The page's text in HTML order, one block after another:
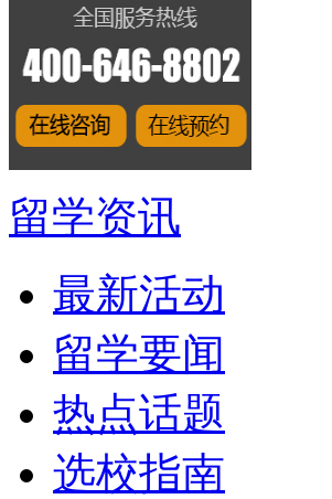
留学资讯
最新活动
留学要闻
热点话题
选校指南